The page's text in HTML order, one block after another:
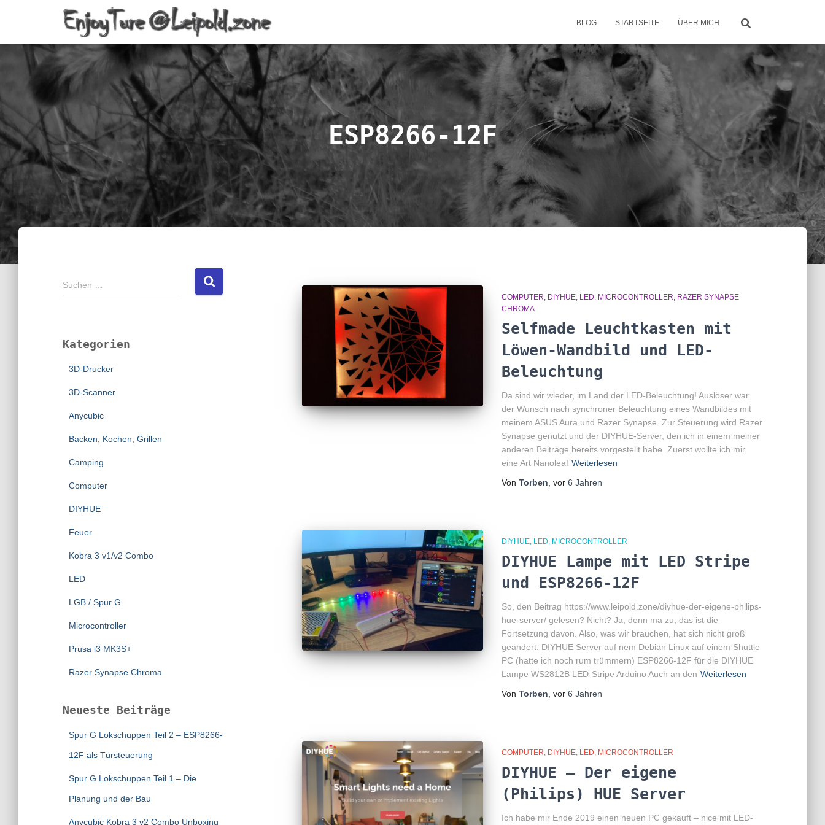
BLOG STARTSEITE ÜBER MICH
ESP8266-12F
S
u
n
Suchen …
Kategorien
3D-Drucker
3D-Scanner
Anycubic
Backen, Kochen, Grillen
Camping
Computer
DIYHUE
Feuer
Kobra 3 v1/v2 Combo
LED
LGB / Spur G
Microcontroller
Prusa i3 MK3S+
Razer Synapse Chroma
Neueste Beiträge
Spur G Lokschuppen Teil 2 – ESP8266-
12F als Türsteuerung
Spur G Lokschuppen Teil 1 – Die
Planung und der Bau
Anycubic Kobra 3 v2 Combo Unboxing
COMPUTER DIYHUE LED MICROCONTROLLER
RAZER SYNAPSE
CHROMA
Selfmade Leuchtkasten mit
Löwen-Wandbild und LED-
Beleuchtung
Da sind wir wieder, im Land der LED-Beleuchtung! Auslöser war
der Wunsch nach synchroner Beleuchtung eines Wandbildes mit
meinem ASUS Aura und Razer Synapse. Zur Steuerung wird Razer
Synapse genutzt und der DIYHUE-Server, den ich in einem meiner
anderen Beiträge bereits vorgestellt habe. Zuerst wollte ich mir
eine Art Nanoleaf Weiterlesen
Von Torben , vor 6 Jahren
DIYHUE LED MICROCONTROLLER
DIYHUE Lampe mit LED Stripe
und ESP8266-12F
So, den Beitrag https://www.leipold.zone/diyhue-der-eigene-philips-
hue-server/ gelesen? Nicht? Ja, denn ma zu, das ist die
Fortsetzung davon. Also, was wir brauchen, hat sich nicht groß
geändert: DIYHUE Server auf nem Debian Linux auf einem Shuttle
PC (hatte ich noch rum trümmern) ESP8266-12F für die DIYHUE
Lampe WS2812B LED-Stripe Arduino Auch an den Weiterlesen
Von Torben , vor 6 Jahren
COMPUTER DIYHUE LED MICROCONTROLLER
DIYHUE – Der eigene
(Philips) HUE Server
Ich habe mir Ende 2019 einen neuen PC gekauft – nice mit LED-